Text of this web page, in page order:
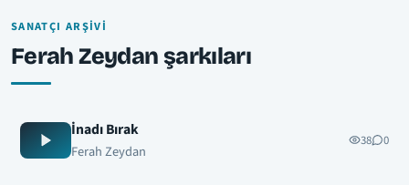
SANATÇI ARŞIVI
Ferah Zeydan şarkıları
İnadı Bırak
Ferah Zeydan
38 0